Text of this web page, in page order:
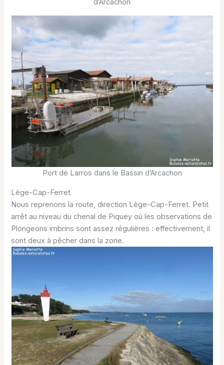
d’Arcachon
Port de Larros dans le Bassin d’Arcachon
Lège-Cap-Ferret
Nous reprenons la route, direction Lège-Cap-Ferret. Petit
arrêt au niveau du chenal de Piquey où les observations de
Plongeons imbrins sont assez régulières : effectivement, il
sont deux à pêcher dans la zone.